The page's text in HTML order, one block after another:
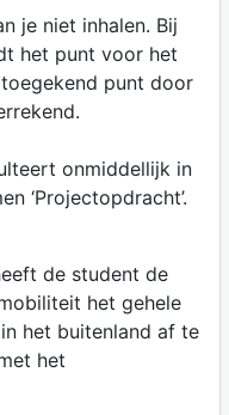
je niet inhalen. Bij
het punt voor het
punt door
onmiddellijk in
‘Projectopdracht’.
de student de
het gehele
het buitenland af te
het